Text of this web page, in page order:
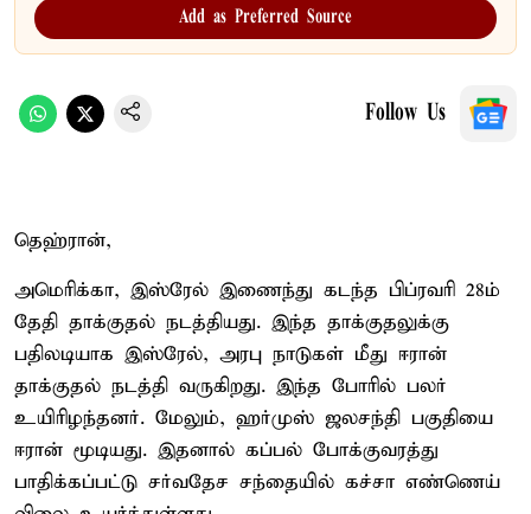
Add as Preferred Source
Follow Us
தெஹ்ரான்,
அமெரிக்கா, இஸ்ரேல் இணைந்து கடந்த பிப்ரவரி 28ம்
தேதி தாக்குதல் நடத்தியது. இந்த தாக்குதலுக்கு
பதிலடியாக இஸ்ரேல், அரபு நாடுகள் மீது ஈரான்
தாக்குதல் நடத்தி வருகிறது. இந்த போரில் பலர்
உயிரிழந்தனர். மேலும், ஹர்முஸ் ஜலசந்தி பகுதியை
ஈரான் மூடியது. இதனால் கப்பல் போக்குவரத்து
பாதிக்கப்பட்டு சர்வதேச சந்தையில் கச்சா எண்ணெய்